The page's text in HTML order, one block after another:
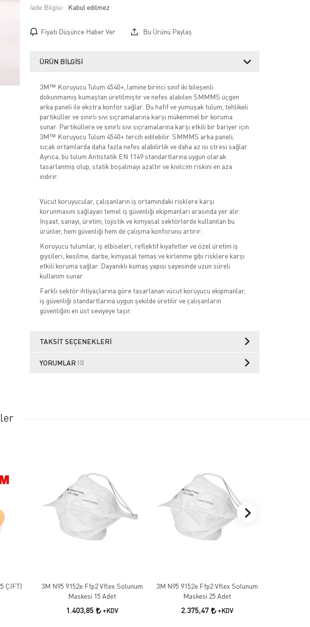
İade Bilgisi:
Fiyatı Düşünce Haber Ver Bu Ürünü Paylaş
ÜRÜN BILGISI
3M™ Koruyucu Tulum 4540+, lamine birinci sınıf iki bileşenli
dokunmamış kumaştan üretilmiştir ve nefes alabilen SMMMS üçgen
arka paneli ile ekstra konfor sağlar. Bu hafif ve yumuşak tulum, tehlikeli
partiküller ve sınırlı sıvı sıçramalarına karşı mükemmel bir koruma
sunar. Partiküllere ve sınırlı sıvı sıçramalarına karşı etkili bir bariyer için
3M™ Koruyucu Tulum 4540+ tercih edilebilir. SMMMS arka paneli,
sıcak ortamlarda daha fazla nefes alabilirlik ve daha az ısı stresi sağlar.
Ayrıca, bu tulum Antistatik EN 1149 standartlarına uygun olarak
tasarlanmış olup, statik boşalmayı azaltır ve kıvılcım riskini en aza
indirir.
Vücut koruyucular, çalışanların iş ortamındaki risklere karşı
korunmasını sağlayan temel iş güvenliği ekipmanları arasında yer alır.
İnşaat, sanayi, üretim, lojistik ve kimyasal sektörlerde kullanılan bu
ürünler, hem güvenliği hem de çalışma konforunu artırır.
Koruyucu tulumlar, iş elbiseleri, reflektif kıyafetler ve özel üretim iş
giysileri; kesilme, darbe, kimyasal temas ve kirlenme gibi risklere karşı
etkili koruma sağlar. Dayanıklı kumaş yapısı sayesinde uzun süreli
kullanım sunar.
Farklı sektör ihtiyaçlarına göre tasarlanan vücut koruyucu ekipmanlar,
iş güvenliği standartlarına uygun şekilde üretilir ve çalışanların
güvenliğini en üst seviyeye taşır.
TAKSIT SEÇENEKLERI
YORUMLAR (0)
ÇİFT)
3M N95 9152e Ffp2 Vflex Solunum
Maskesi 15 Adet
1.403,85 +KDV
3M N95 9152e Ffp2 Vflex Solunum
Maskesi 25 Adet
2.375,47 +KDV